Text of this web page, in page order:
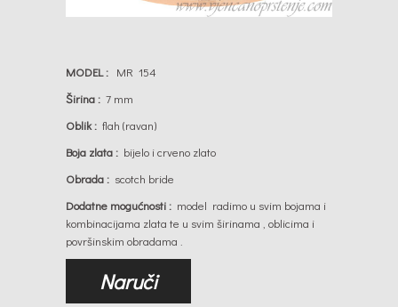
MODEL : MR 154
Širina : 7 mm
Oblik : flah (ravan)
Boja zlata : bijelo i crveno zlato
Obrada : scotch bride
Dodatne mogućnosti : model radimo u svim bojama i
kombinacijama zlata te u svim širinama , oblicima i
površinskim obradama .
Naruči